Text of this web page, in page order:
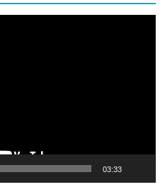
03:33